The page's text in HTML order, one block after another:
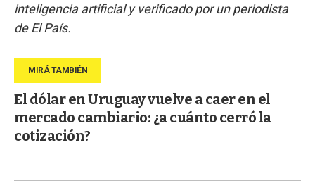
inteligencia artificial y verificado por un periodista
de El País.
El dólar en Uruguay vuelve a caer en el
mercado cambiario: ¿a cuánto cerró la
cotización?